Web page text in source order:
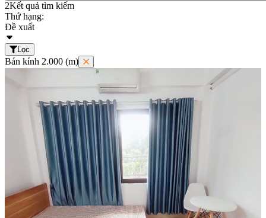
2Kết quả tìm kiếm
Thứ hạng:
Đề xuất
Lọc
Bán kính 2.000 (m)